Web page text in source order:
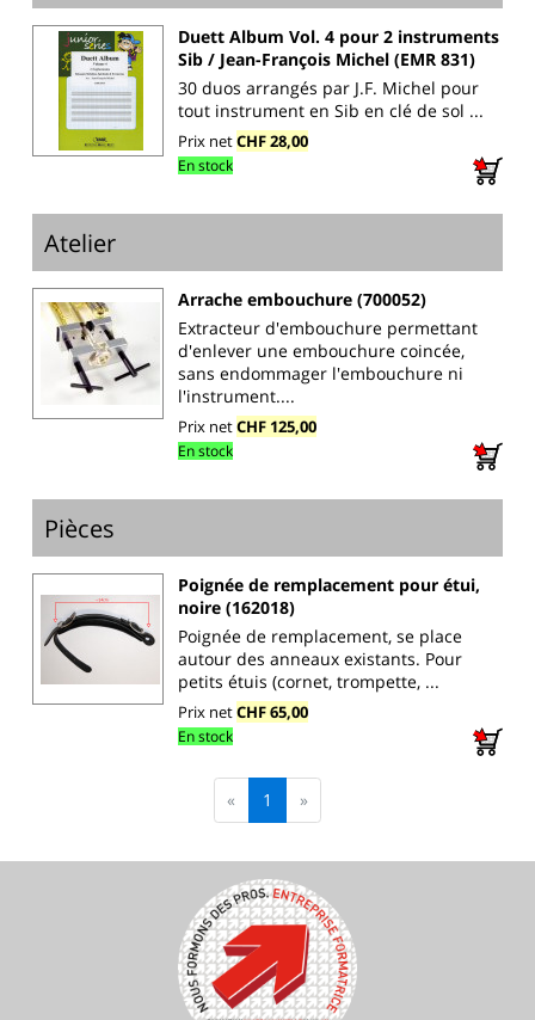
Duett Album Vol. 4 pour 2 instruments
Sib / Jean-François Michel (EMR 831)
30 duos arrangés par J.F. Michel pour
tout instrument en Sib en clé de sol ...
Prix netCHF 28,00
En stock
Atelier
Arrache embouchure (700052)
Extracteur d'embouchure permettant
d'enlever une embouchure coincée,
sans endommager l'embouchure ni
l'instrument....
Prix netCHF 125,00
En stock
Pièces
Poignée de remplacement pour étui,
noire (162018)
Poignée de remplacement, se place
autour des anneaux existants. Pour
petits étuis (cornet, trompette, ...
Prix netCHF 65,00
En stock
« 1 »